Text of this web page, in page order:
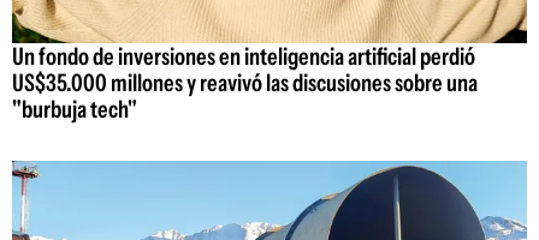
Un fondo de inversiones en inteligencia artificial perdió
US$35.000 millones y reavivó las discusiones sobre una
"burbuja tech"